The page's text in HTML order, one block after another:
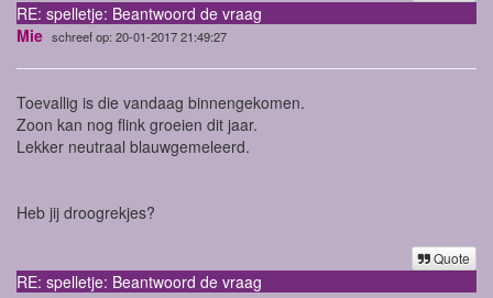
RE: spelletje: Beantwoord de vraag
Mie schreef op: 20-01-2017 21:49:27
Toevallig is die vandaag binnengekomen.
Zoon kan nog flink groeien dit jaar.
Lekker neutraal blauwgemeleerd.
Heb jij droogrekjes?
Quote
RE: spelletje: Beantwoord de vraag